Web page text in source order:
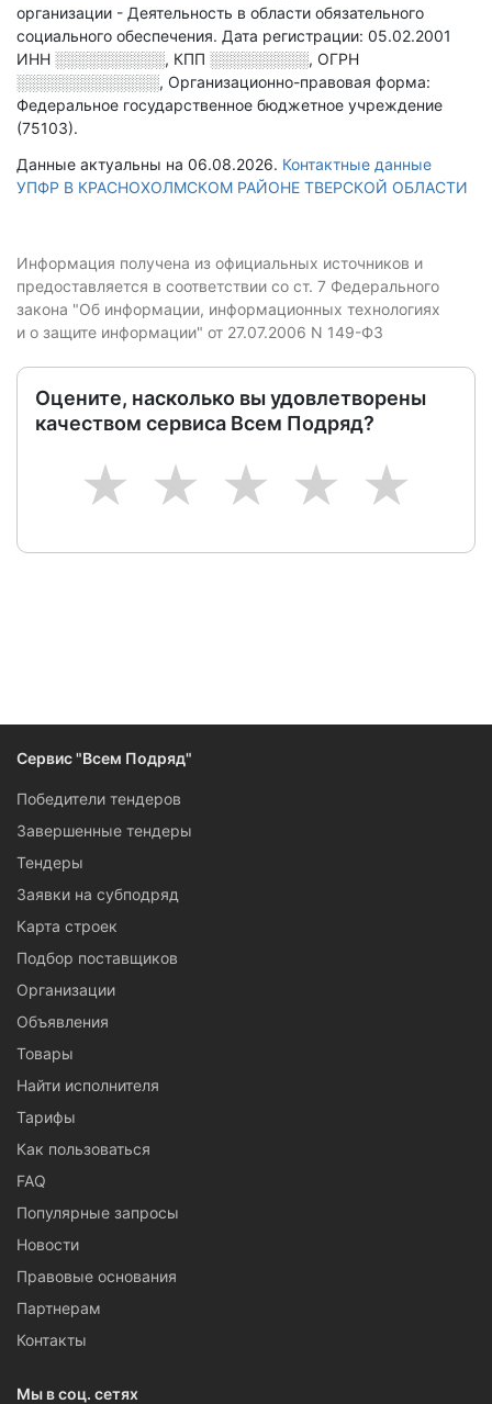
организации - Деятельность в области обязательного
социального обеспечения. Дата регистрации: 05.02.2001
ИНН ░░░░░░░░░░, КПП ░░░░░░░░░, ОГРН
░░░░░░░░░░░░░, Организационно-правовая форма:
Федеральное государственное бюджетное учреждение
(75103).
Данные актуальны на 06.08.2026. Контактные данные
УПФР В КРАСНОХОЛМСКОМ РАЙОНЕ ТВЕРСКОЙ ОБЛАСТИ
Информация получена из официальных источников и
предоставляется в соответствии со ст. 7 Федерального
закона "Об информации, информационных технологиях
и о защите информации" от 27.07.2006 N 149-ФЗ
Оцените, насколько вы удовлетворены
качеством сервиса Всем Подряд?
5
4
3
2
1
Сервис "Всем Подряд"
Победители тендеров
Завершенные тендеры
Тендеры
Заявки на субподряд
Карта строек
Подбор поставщиков
Организации
Объявления
Товары
Найти исполнителя
Тарифы
Как пользоваться
FAQ
Популярные запросы
Новости
Правовые основания
Партнерам
Контакты
Мы в соц. сетях